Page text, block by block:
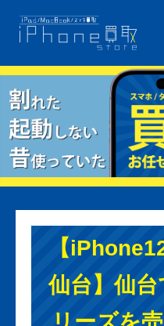
【
仙台】仙